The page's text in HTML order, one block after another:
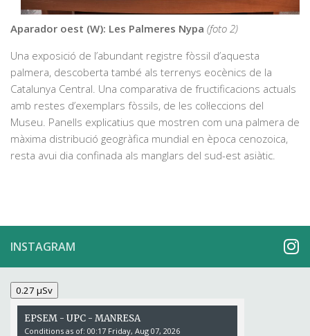
Aparador oest (W): Les Palmeres Nypa (foto 2)
Una exposició de l’abundant registre fòssil d’aquesta
palmera, descoberta també als terrenys eocènics de la
Catalunya Central. Una comparativa de fructificacions actuals
amb restes d’exemplars fòssils, de les col·leccions del
Museu. Panells explicatius que mostren com una palmera de
màxima distribució geogràfica mundial en època cenozoica,
resta avui dia confinada als manglars del sud-est asiàtic.
INSTAGRAM
0.27 µSv